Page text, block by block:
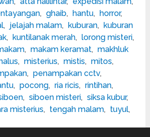
, ghaib, hantu, horror,
, jelajah malam, kuburan, kuburan
, kuntilanak merah, lorong misteri,
, makam keramat, makhluk
, misterius, mistis, mitos,
, penampakan cctv,
, pocong, ria ricis, rintihan,
, siboen misteri, siksa kubur,
misterius, tengah malam, tuyul,